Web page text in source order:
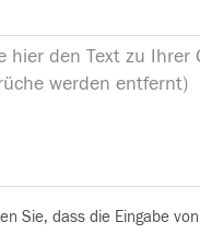
Sie, dass die Eingabe